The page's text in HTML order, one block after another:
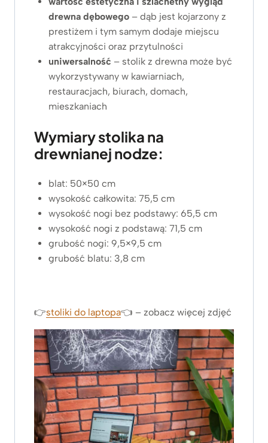
drewna dębowego – dąb jest kojarzony z
prestiżem i tym samym dodaje miejscu
atrakcyjności oraz przytulności
uniwersalność – stolik z drewna może być
wykorzystywany w kawiarniach,
restauracjach, biurach, domach,
mieszkaniach
Wymiary stolika na
drewnianej nodze:
blat: 50×50 cm
wysokość całkowita: 75,5 cm
wysokość nogi bez podstawy: 65,5 cm
wysokość nogi z podstawą: 71,5 cm
grubość nogi: 9,5×9,5 cm
grubość blatu: 3,8 cm
👉stoliki do laptopa👈 – zobacz więcej zdjęć